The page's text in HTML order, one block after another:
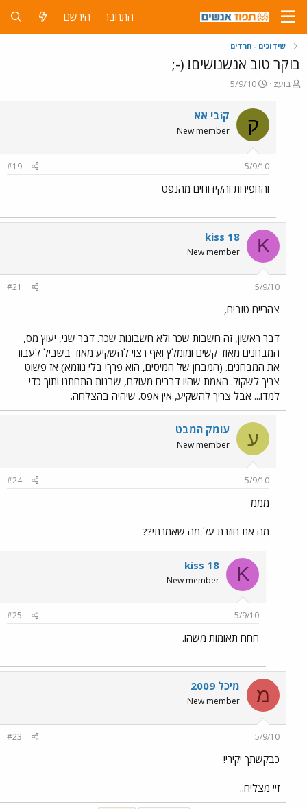
התחבר הירשם
שידוכים - חרדים
בוקר טוב אנשנושים! (-;
פ
בועz
פ
ר
ס
ם
ב
א
י
5/9/10
ק קiבי אא
New member
5/9/10
#19
והחפירות והקידוחים מהנפט
K
kiss 18
New member
5/9/10
#21
צהריים טובים,
דבר ראשון, זה חשבות שכר ולא חשבונות שכר. דבר שני, יעוץ מס,
המבחנים מאוד קשים ומומלץ ואף רצוי להשקיע מאוד בשביל לעבור
את המבחנים. (המבחן של המיסים, הוא פרך! בלי גוזמא) אז פשוט
צריך לשקול. האמת שהיו דברים מעולם, שבנות התחתנו ותוך כדי
למדו... אבל צריך להשקיע, אין אפס. שיהיה בהצלחה.
ע עומק המבט
New member
5/9/10
#24
מממ
מה את חוזרת על מה שאמרתי??
K
kiss 18
New member
5/9/10
#25
חחח תאומות משהו.
מ מיכל 2009
New member
5/9/10
#23
כבקשתך יקירי!
זיי מצליח..